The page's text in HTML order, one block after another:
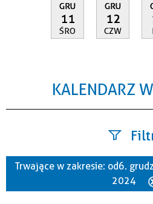
GRU
11
ŚRO
GRU
12
CZW
KALENDARZ
Szukana fraza
Trwające w zakresie: od 6.
2024